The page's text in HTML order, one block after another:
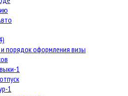
порядок оформления визы
1
1